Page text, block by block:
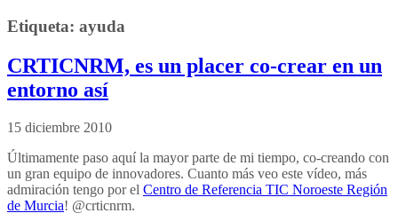
Etiqueta: ayuda
CRTICNRM, es un placer co-crear en un
entorno así
15 diciembre 2010
Últimamente paso aquí la mayor parte de mi tiempo, co-creando con
un gran equipo de innovadores. Cuanto más veo este vídeo, más
admiración tengo por el Centro de Referencia TIC Noroeste Región
de Murcia! @crticnrm.